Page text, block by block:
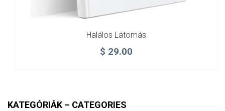
Halálos Látomás
$ 29.00
KATEGÓRIÁK – CATEGORIES